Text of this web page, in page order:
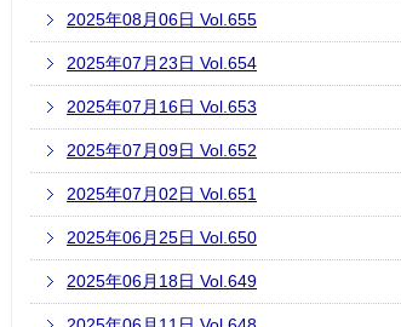
2025年08月06日 Vol.655
2025年07月23日 Vol.654
2025年07月16日 Vol.653
2025年07月09日 Vol.652
2025年07月02日 Vol.651
2025年06月25日 Vol.650
2025年06月18日 Vol.649